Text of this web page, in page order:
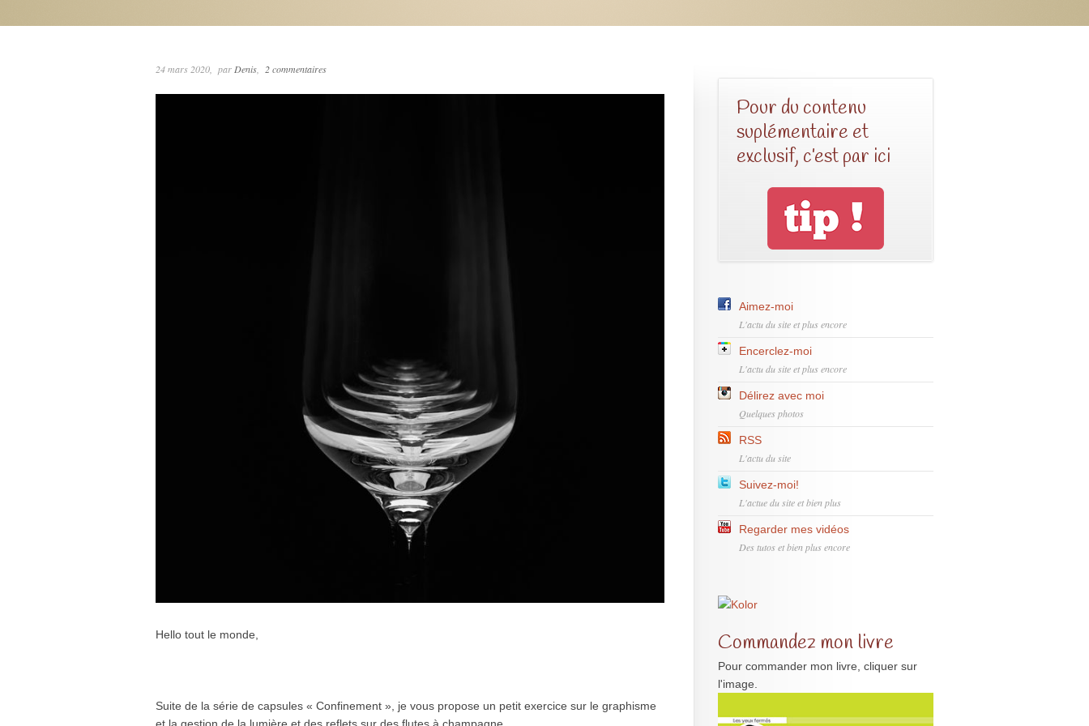
24 mars 2020 par Denis 2 commentaires
Hello tout le monde,
Suite de la série de capsules « Confinement », je vous propose un petit exercice sur le graphisme
Pour du contenu
suplémentaire et
exclusif, c’est par ici
Aimez-moi
L'actu du site et plus encore
Encerclez-moi
L'actu du site et plus encore
Délirez avec moi
Quelques photos
RSS
L'actu du site
Suivez-moi!
L'actue du site et bien plus
Regarder mes vidéos
Des tutos et bien plus encore
Commandez mon livre
Pour commander mon livre, cliquer sur
l'image.